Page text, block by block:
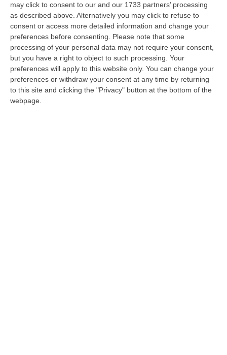
may click to consent to our and our 1733 partners’ processing
as described above. Alternatively you may click to refuse to
consent or access more detailed information and change your
preferences before consenting. Please note that some
processing of your personal data may not require your consent,
but you have a right to object to such processing. Your
preferences will apply to this website only. You can change your
preferences or withdraw your consent at any time by returning
to this site and clicking the "Privacy" button at the bottom of the
webpage.
geofisica e vulcanologia.
Il “motore” che ha generato questo terremoto
si trova nel Mar Tirreno meridionale, spiega
Salvatore Stramondo, direttore del
Dipartimento Terremoti dell’Ingv. Si tratta
dellalitosfera ionica, ossia la porzione della
crosta terrestre e della parte superiore del